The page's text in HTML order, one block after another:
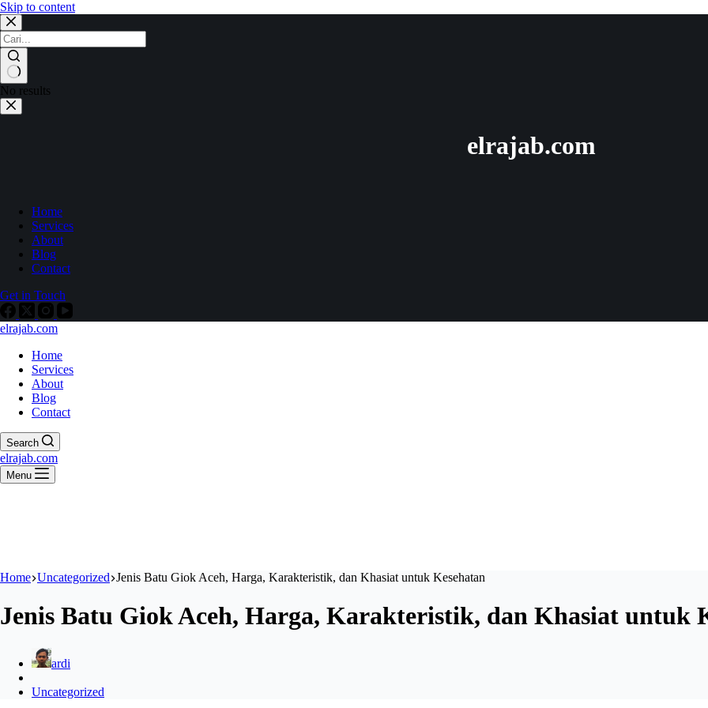
Skip to content
No results
elrajab.com
Home
Services
About
Blog
Contact
Get in Touch
elrajab.com
Home
Services
About
Blog
Contact
Search
elrajab.com
Menu
Home Uncategorized Jenis Batu Giok Aceh, Harga, Karakteristik, dan Khasiat untuk Kesehatan
Jenis Batu Giok Aceh, Harga, Karakteristik, dan Khasiat untuk
ardi
Uncategorized